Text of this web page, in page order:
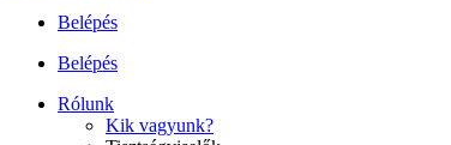
Belépés
Belépés
Rólunk
Kik vagyunk?